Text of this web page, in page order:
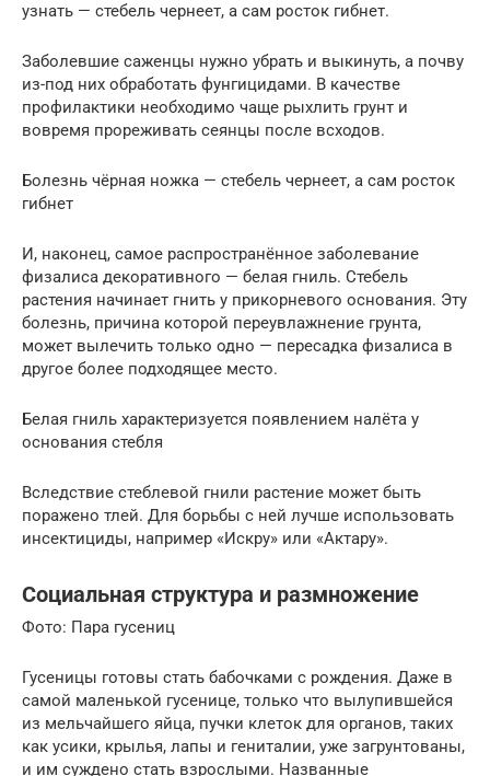
узнать — стебель чернеет, а сам росток гибнет.
Заболевшие саженцы нужно убрать и выкинуть, а почву
из-под них обработать фунгицидами. В качестве
профилактики необходимо чаще рыхлить грунт и
вовремя прореживать сеянцы после всходов.
Болезнь чёрная ножка — стебель чернеет, а сам росток
гибнет
И, наконец, самое распространённое заболевание
физалиса декоративного — белая гниль. Стебель
растения начинает гнить у прикорневого основания. Эту
болезнь, причина которой переувлажнение грунта,
может вылечить только одно — пересадка физалиса в
другое более подходящее место.
Белая гниль характеризуется появлением налёта у
основания стебля
Вследствие стеблевой гнили растение может быть
поражено тлей. Для борьбы с ней лучше использовать
инсектициды, например «Искру» или «Актару».
Социальная структура и размножение
Фото: Пара гусениц
Гусеницы готовы стать бабочками с рождения. Даже в
самой маленькой гусенице, только что вылупившейся
из мельчайшего яйца, пучки клеток для органов, таких
как усики, крылья, лапы и гениталии, уже загрунтованы,
и им суждено стать взрослыми. Названные